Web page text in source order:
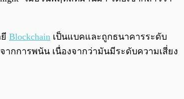
Blockchain เป็นแบคและถูกธนาคารระดับ
กการพนัน เนื่องจากว่ามันมีระดับความเสี่ยง